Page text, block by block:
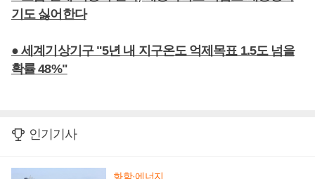
기도 싫어한다
● 세계기상기구 "5년 내 지구온도 억제목표 1.5도 넘을
확률 48%"
인기기사
화학·에너지